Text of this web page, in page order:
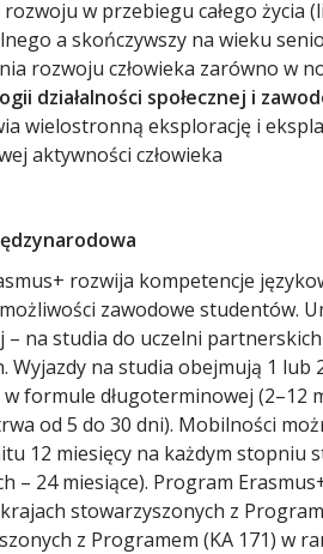
w przebiegu całego życia
a skończywszy na wieku
rozwoju człowieka zarówno w
działalności społecznej i
wielostronną eksplorację i
aktywności człowieka
rozwija kompetencje
zawodowe studentów.
– na studia do uczelni
Wyjazdy na studia obejmują 1 lub
formule długoterminowej (2–12
od 5 do 30 dni). Mobilności
12 miesięcy na każdym stopniu
– 24 miesiące). Program
stowarzyszonych z
z Programem (KA 171) w